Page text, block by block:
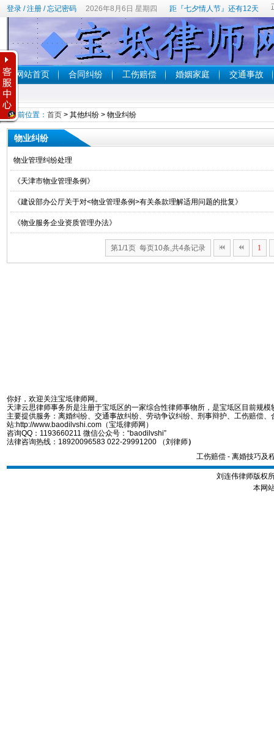
登录/注册/忘记密码 2026年8月6日 星期四 距『七夕情人节』还有12天
网站首页 合同纠纷 工伤赔偿 婚姻家庭 交通事故
当前位置： 首页> 其他纠纷> 物业纠纷
物业纠纷
物业管理纠纷处理
《天津市物业管理条例》
《建设部办公厅关于对<物业管理条例>有关条款理解适用问题的批复》
《物业服务企业资质管理办法》
第1/1页 每页10条,共4条记录 1
你好，欢迎关注宝坻律师网。
天津云思律师事务所是注册于宝坻区的一家综合性律师事物所，是宝坻区目前规
主要提供服务：离婚纠纷、交通事故纠纷、劳动争议纠纷、刑事辩护、工伤赔偿
站:http://www.baodilvshi.com（宝坻律师网）
咨询QQ：1193660211 微信公众号：“baodilvshi”
法律咨询热线：18920096583 022-29991200 （刘律师）
工伤赔偿- 离婚技巧及
刘连伟律师版权
本网